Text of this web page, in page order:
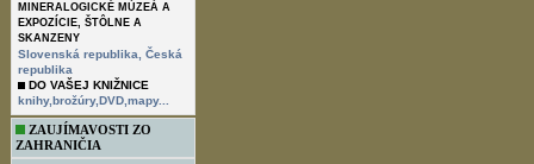
MINERALOGICKÉ MÚZEÁ A
EXPOZÍCIE, ŠTÔLNE A
SKANZENY
Slovenská republika,
Česká
republika
DO VAŠEJ KNIŽNICE
knihy,brožúry,DVD,mapy...
ZAUJÍMAVOSTI ZO
ZAHRANIČIA